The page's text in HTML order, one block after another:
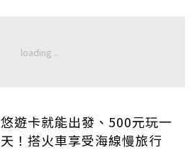
悠遊卡就能出發、500元玩一
天！搭火車享受海線慢旅行